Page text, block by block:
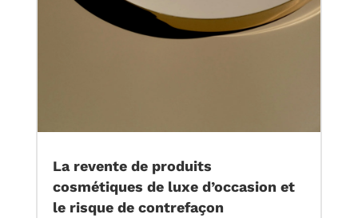
La revente de produits
cosmétiques de luxe d’occasion et
le risque de contrefaçon